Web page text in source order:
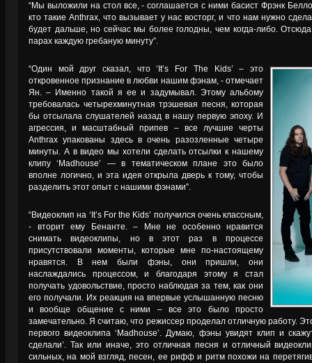
“Мы выложили на стол все, - соглашается с ними басист Фрэнк
кто такие Anthrax, что вызывает у нас восторг, и что нам нужно
будет дальше, но сейчас мы более голодны, чем когда-либо.
парах каждую гребаную минуту”.
“Один мой друг сказал, что ‘It’s For The Kids’ – это
откровенное признание в любви нашим фэнам, - отмечает
Ян. – Именно такой я ее и задумывал. Этому альбому
требовалась четырехминутная трэшевая песня, которая
бы отсылала слушателей назад в нашу первую эпоху. И
агрессия, и масштабный припев – все лучшие черты
Anthrax упакованы здесь в очень разозленные четыре
минуты. А в видео мы хотели сделать отсылки к нашему
клипу ‘Madhouse’ — в тематическом плане это было
вполне логично, и эта идея открыла дверь к тому, чтобы
разделить этот опыт с нашими фэнами”.
“Видеоклип на ‘It’s For the Kids’ получился очень классным,
- вторит ему Бенанте. – Мне не особенно нравится
снимать видеоклипы, но в этот раз в процессе
присутствовали моменты, которые мне по-настоящему
нравятся. В нем были фэны, они пришли, они
наслаждались процессом, и благодаря этому я стал
получать удовольствие, просто наблюдая за тем, как они
его получали. Их реакция на впервые услышанную песню
и вообще общение с ними – все это было просто
замечательно. Я считаю, что режиссер проделал отличную работу.
первого видеоклипа ‘Madhouse’. Думаю, фэны увидят клип и
сделали’. Так или иначе, это отличная песня и отличный
сильных, на мой взгляд, песен, ее рифф и ритм похожи на